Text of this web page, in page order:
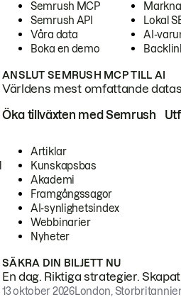
Semrush MCP
Semrush API
Våra data
Boka en demo
Lokal
AI-
ANSLUT SEMRUSH MCP TILL AI
Världens mest omfattande
Öka tillväxten med Semrush
Artiklar
Kunskapsbas
Akademi
Framgångssagor
AI-synlighetsindex
Webbinarier
Nyheter
SÄKRA DIN BILJETT NU
En dag. Riktiga strategier.
13 oktober 2026London,